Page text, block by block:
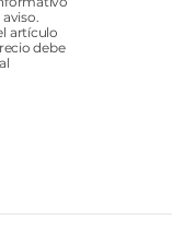
artículo
debe